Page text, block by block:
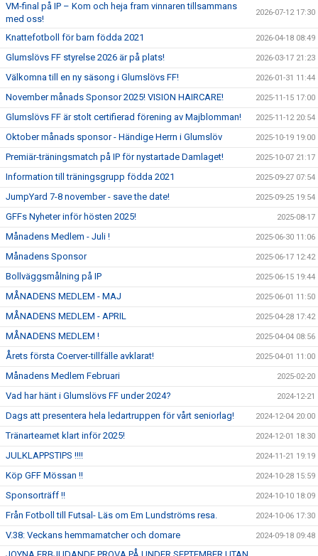
VM-final på IP – Kom och heja fram vinnaren tillsammans
med oss!
2026-07-12 17:30
Knattefotboll för barn födda 2021 2026-04-18 08:49
Glumslövs FF styrelse 2026 är på plats! 2026-03-17 21:23
Välkomna till en ny säsong i Glumslövs FF! 2026-01-31 11:44
November månads Sponsor 2025! VISION HAIRCARE! 2025-11-15 17:00
Glumslövs FF är stolt certifierad förening av Majblomman! 2025-11-12 20:54
Oktober månads sponsor - Händige Herrn i Glumslöv 2025-10-19 19:00
Premiär-träningsmatch på IP för nystartade Damlaget! 2025-10-07 21:17
Information till träningsgrupp födda 2021 2025-09-27 07:54
JumpYard 7-8 november - save the date! 2025-09-25 19:54
GFFs Nyheter inför hösten 2025! 2025-08-17
Månadens Medlem - Juli ! 2025-06-30 11:06
Månadens Sponsor 2025-06-17 12:42
Bollväggsmålning på IP 2025-06-15 19:44
MÅNADENS MEDLEM - MAJ 2025-06-01 11:50
MÅNADENS MEDLEM - APRIL 2025-04-28 17:42
MÅNADENS MEDLEM ! 2025-04-04 08:56
Årets första Coerver-tillfälle avklarat! 2025-04-01 11:00
Månadens Medlem Februari 2025-02-20
Vad har hänt i Glumslövs FF under 2024? 2024-12-21
Dags att presentera hela ledartruppen för vårt seniorlag! 2024-12-04 20:00
Tränarteamet klart inför 2025! 2024-12-01 18:30
JULKLAPPSTIPS !!!! 2024-11-21 19:19
Köp GFF Mössan !! 2024-10-28 15:59
Sponsorträff !! 2024-10-10 18:09
Från Fotboll till Futsal- Läs om Em Lundströms resa. 2024-10-06 17:30
V.38: Veckans hemmamatcher och domare 2024-09-18 09:48